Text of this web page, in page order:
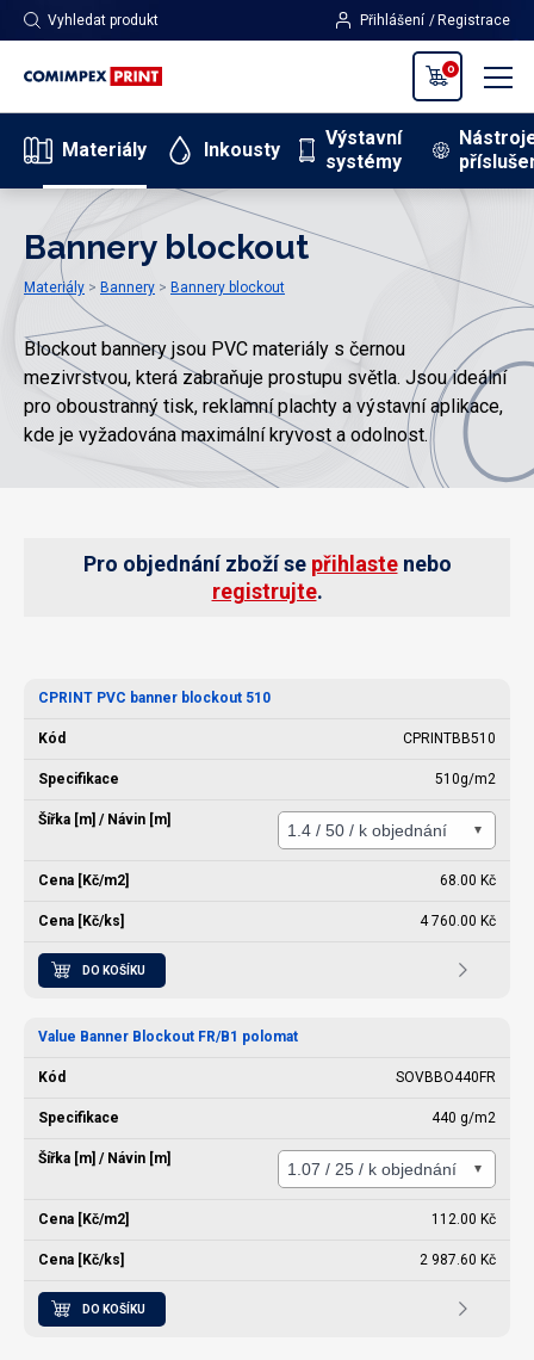
Vyhledat produkt Přihlášení Registrace
0
Materiály Inkousty
Výstavní
systémy
Bannery blockout
Materiály Bannery Bannery blockout
Blockout bannery jsou PVC materiály s černou
mezivrstvou, která zabraňuje prostupu světla. Jsou ideální
pro oboustranný tisk, reklamní plachty a výstavní aplikace,
kde je vyžadována maximální kryvost a odolnost.
Pro objednání zboží se přihlastenebo
registrujte.
CPRINT PVC banner blockout 510
CPRINTBB510
510g/m2
68.00 Kč
4 760.00 Kč
DO KOŠÍKU
Value Banner Blockout FR/B1 polomat
SOVBBO440FR
440 g/m2
112.00 Kč
2 987.60 Kč
DO KOŠÍKU